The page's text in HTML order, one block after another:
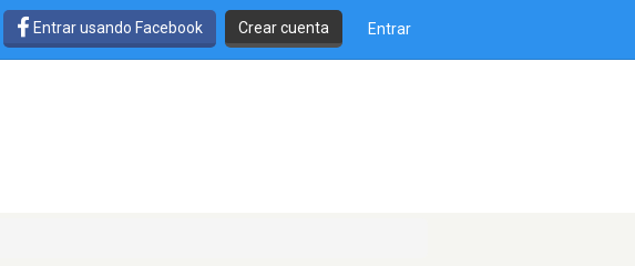
Entrar usando Facebook Crear cuenta Entrar